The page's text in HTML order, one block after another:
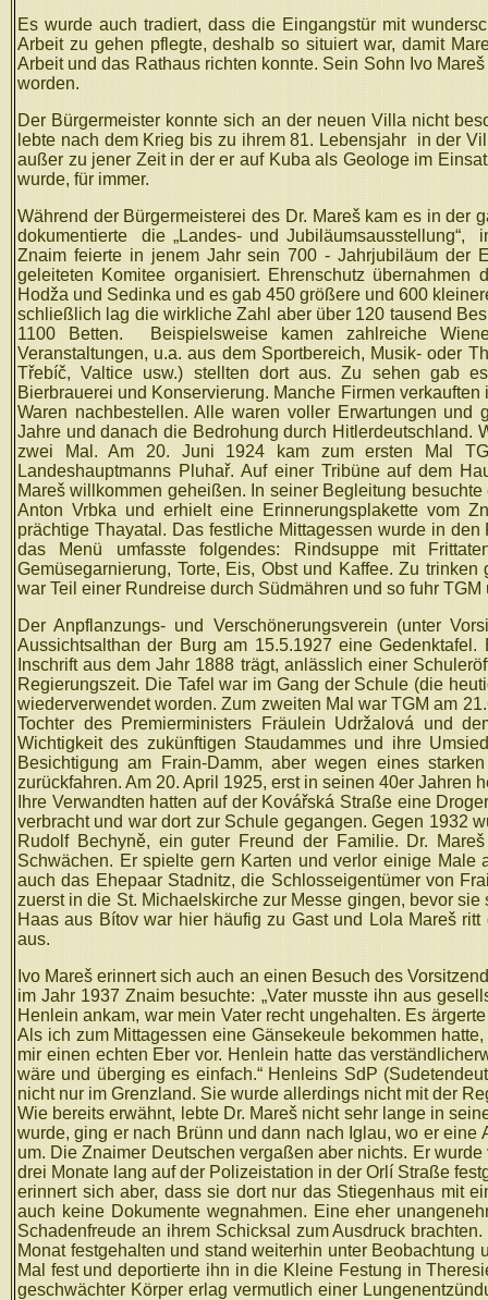
Es wurde auch tradiert, dass die Eingangstür mit
Arbeit zu gehen pflegte, deshalb so situiert war, damit
Arbeit und das Rathaus richten konnte. Sein Sohn Ivo
worden.
Der Bürgermeister konnte sich an der neuen Villa nicht
lebte nach dem Krieg bis zu ihrem 81. Lebensjahr
in der
außer zu jener Zeit in der er auf Kuba als Geologe im
wurde, für immer.
Während der Bürgermeisterei des Dr. Mareš kam es in der
dokumentierte
die „Landes- und Jubiläumsausstellung“,
Znaim feierte in jenem Jahr sein 700 - Jahrjubiläum der
geleiteten Komitee organisiert. Ehrenschutz
Hodža und Sedinka und es gab 450 größere und 600
schließlich lag die wirkliche Zahl aber über 120 tausend
1100 Betten.
Beispielsweise kamen zahlreiche
Veranstaltungen, u.a. aus dem Sportbereich, Musik- oder
Třebíč, Valtice usw.) stellten dort aus. Zu sehen gab es
Bierbrauerei und Konservierung. Manche Firmen
Waren nachbestellen. Alle waren voller Erwartungen und
Jahre und danach die Bedrohung durch Hitlerdeutschland.
zwei Mal. Am 20. Juni 1924 kam zum ersten Mal
Landeshauptmanns Pluhař. Auf einer Tribüne auf dem
Mareš willkommen geheißen. In seiner Begleitung
Anton Vrbka und erhielt eine Erinnerungsplakette vom
prächtige Thayatal. Das festliche Mittagessen wurde in
das Menü umfasste folgendes: Rindsuppe mit
Gemüsegarnierung, Torte, Eis, Obst und Kaffee. Zu
war Teil einer Rundreise durch Südmähren und so fuhr
Der Anpflanzungs- und Verschönerungsverein (unter
Aussichtsalthan der Burg am 15.5.1927 eine
Inschrift aus dem Jahr 1888 trägt, anlässlich einer
Regierungszeit. Die Tafel war im Gang der Schule (die
wiederverwendet worden. Zum zweiten Mal war TGM am
Tochter des Premierministers Fräulein Udržalová und
Wichtigkeit des zukünftigen Staudammes und ihre
Besichtigung am Frain-Damm, aber wegen eines
zurückfahren. Am 20. April 1925, erst in seinen 40er
Ihre Verwandten hatten auf der Kovářská Straße eine
verbracht und war dort zur Schule gegangen. Gegen 1932
Rudolf Bechyně, ein guter Freund der Familie. Dr.
Schwächen. Er spielte gern Karten und verlor einige
auch das Ehepaar Stadnitz, die Schlosseigentümer von
zuerst in die St. Michaelskirche zur Messe gingen, bevor
Haas aus Bítov war hier häufig zu Gast und Lola Mareš
aus.
Ivo Mareš erinnert sich auch an einen Besuch des
im Jahr 1937 Znaim besuchte: „Vater musste ihn aus
Henlein ankam, war mein Vater recht ungehalten. Es
Als ich zum Mittagessen eine Gänsekeule bekommen
mir einen echten Eber vor. Henlein hatte das
wäre und überging es einfach.“ Henleins SdP
nicht nur im Grenzland. Sie wurde allerdings nicht mit der
Wie bereits erwähnt, lebte Dr. Mareš nicht sehr lange in
wurde, ging er nach Brünn und dann nach Iglau, wo er
um. Die Znaimer Deutschen vergaßen aber nichts. Er
drei Monate lang auf der Polizeistation in der Orlí Straße
erinnert sich aber, dass sie dort nur das Stiegenhaus mit
auch keine Dokumente wegnahmen. Eine eher
Schadenfreude an ihrem Schicksal zum Ausdruck
Monat festgehalten und stand weiterhin unter
Mal fest und deportierte ihn in die Kleine Festung in
geschwächter Körper erlag vermutlich einer